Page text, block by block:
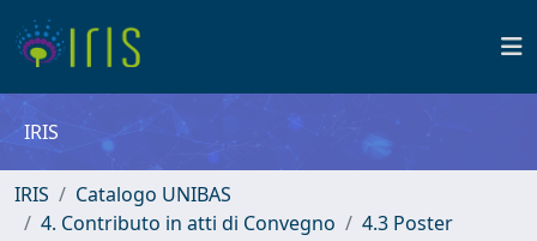
IRIS
IRIS
Catalogo UNIBAS
4. Contributo in atti di Convegno
4.3 Poster